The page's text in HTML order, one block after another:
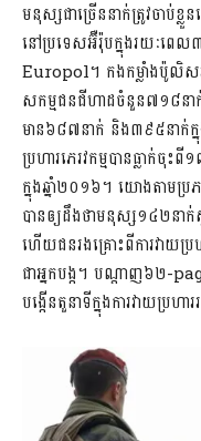
មនុស្សជាច្រើននាក់ត្រូវចាប់ខ្
នៅប្រទេសអ៊ឺរ៉ុបក្នុងរយៈពេល
Europol។ កងកម្លាំងប៉ូលិស
សកម្មជនជីហាដចំនួន៧១៨នាក់
មាន៦៨៧នាក់ និង៣៩៥នាក់ក្នុ
ប្រហារភេរវកម្មបានធ្លាក់
ក្នុងឆ្នាំ២០១៦។ យោងតាមប្រភ
បានឲ្យដឹងថាមនុស្ស១៤២នាក់
ហើយជនរងគ្រោះពីការវាយប្
ជាអ្នកបង្ក។ បណ្តាញ៦២-
បង្កើនតួនាទីក្នុងការវាយប្រ